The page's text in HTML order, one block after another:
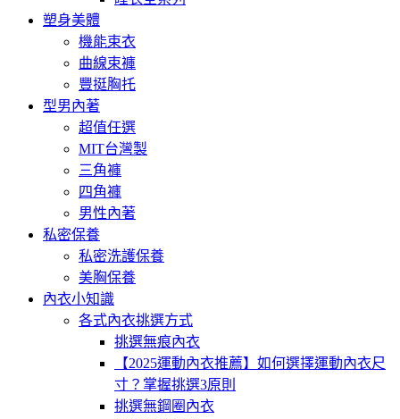
塑身美體
機能束衣
曲線束褲
豐挺胸托
型男內著
超值任選
MIT台灣製
三角褲
四角褲
男性內著
私密保養
私密洗護保養
美胸保養
內衣小知識
各式內衣挑選方式
挑選無痕內衣
【2025運動內衣推薦】如何選擇運動內衣尺
寸？掌握挑選3原則
挑選無鋼圈內衣